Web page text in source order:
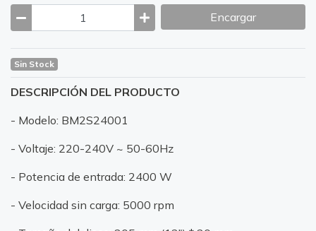
Encargar
Sin Stock
DESCRIPCIÓN DEL PRODUCTO
- Modelo: BM2S24001
- Voltaje: 220-240V ~ 50-60Hz
- Potencia de entrada: 2400 W
- Velocidad sin carga: 5000 rpm